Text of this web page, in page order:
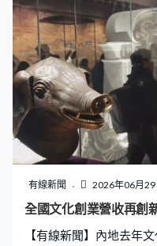
有線新聞 2026年06月29
全國文化創業營收再
【有線新聞】內地去年